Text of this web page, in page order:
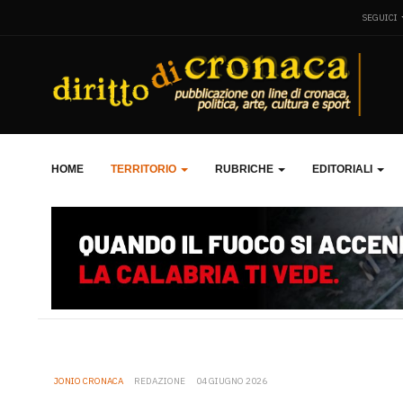
SEGUICI
HOME TERRITORIO RUBRICHE EDITORIALI
JONIO CRONACA REDAZIONE 04 GIUGNO 2026